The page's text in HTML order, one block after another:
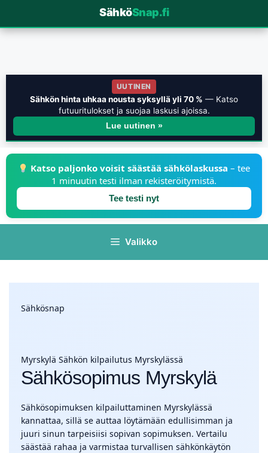
SähköSnap.fi
UUTINEN
Sähkön hinta uhkaa nousta syksyllä yli 70 % — Katso
futuuritulokset ja suojaa laskusi ajoissa.
Lue uutinen »
Katso paljonko voisit säästää sähkölaskussa – tee
1 minuutin testi ilman rekisteröitymistä.
Tee testi nyt
Valikko
Sähkösnap
Myrskylä Sähkön kilpailutus Myrskylässä
Sähkösopimus Myrskylä
Sähkösopimuksen kilpailuttaminen Myrskylässä
kannattaa, sillä se auttaa löytämään edullisimman ja
juuri sinun tarpeisiisi sopivan sopimuksen. Vertailu
säästää rahaa ja varmistaa turvallisen sähkönkäytön